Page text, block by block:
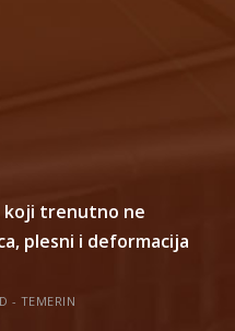
koji trenutno ne
plesni i deformacija
- TEMERIN